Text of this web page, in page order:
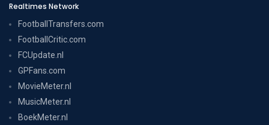
Realtimes Network
FootballTransfers.com
FootballCritic.com
FCUpdate.nl
GPFans.com
MovieMeter.nl
MusicMeter.nl
BoekMeter.nl